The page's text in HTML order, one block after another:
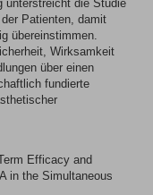
unterstreicht die Studie
Patienten, damit
übereinstimmen.
Wirksamkeit
über einen
fundierte
Efficacy and
in the Simultaneous